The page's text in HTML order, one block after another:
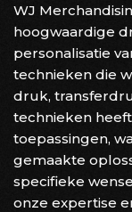
WJ
hoogwaardige
personalisatie
technieken die
druk,
technieken
toepassingen,
gemaakte
specifieke
onze expertise